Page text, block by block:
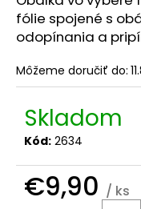
fólie spojené s
odopínania a
Môžeme doručiť do:
Skladom
Kód: 2634
€9,90 / ks
O
d
p
o
ú
č
a
m
e